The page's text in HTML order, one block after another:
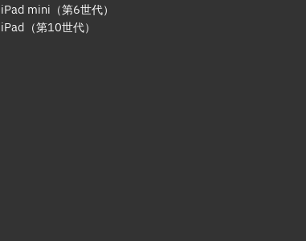
iPad mini（第6世代）
iPad（第10世代）